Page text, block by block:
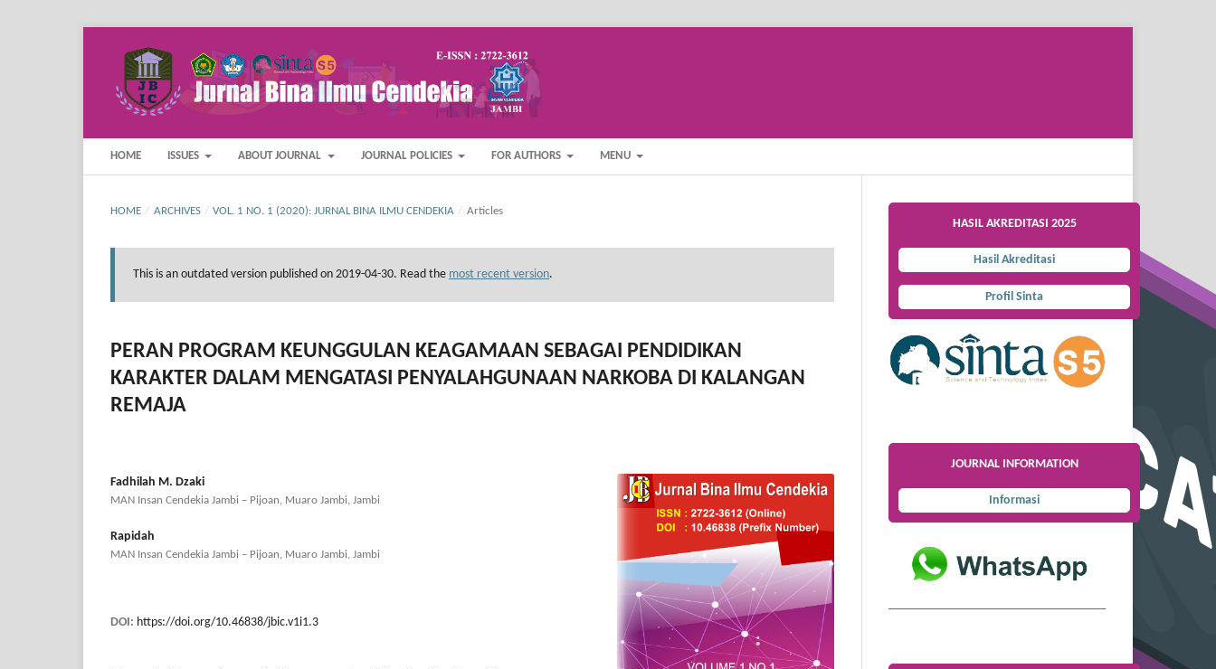
HOME ISSUES ABOUT JOURNAL JOURNAL POLICIES FOR AUTHORS MENU
HOME / ARCHIVES / VOL. 1 NO. 1 (2020): JURNAL BINA ILMU CENDEKIA / Articles
This is an outdated version published on 2019-04-30. Read the most recent version.
PERAN PROGRAM KEUNGGULAN KEAGAMAAN SEBAGAI PENDIDIKAN
KARAKTER DALAM MENGATASI PENYALAHGUNAAN NARKOBA DI KALANGAN
REMAJA
Fadhilah M. Dzaki
MAN Insan Cendekia Jambi – Pijoan, Muaro Jambi, Jambi
Rapidah
MAN Insan Cendekia Jambi – Pijoan, Muaro Jambi, Jambi
DOI: https://doi.org/10.46838/jbic.v1i1.3
HASIL AKREDITASI 2025
Hasil Akreditasi
Profil Sinta
JOURNAL INFORMATION
Informasi